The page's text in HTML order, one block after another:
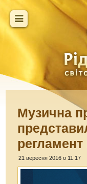
Музична
регламент
21 вересня 2016 о 11:17